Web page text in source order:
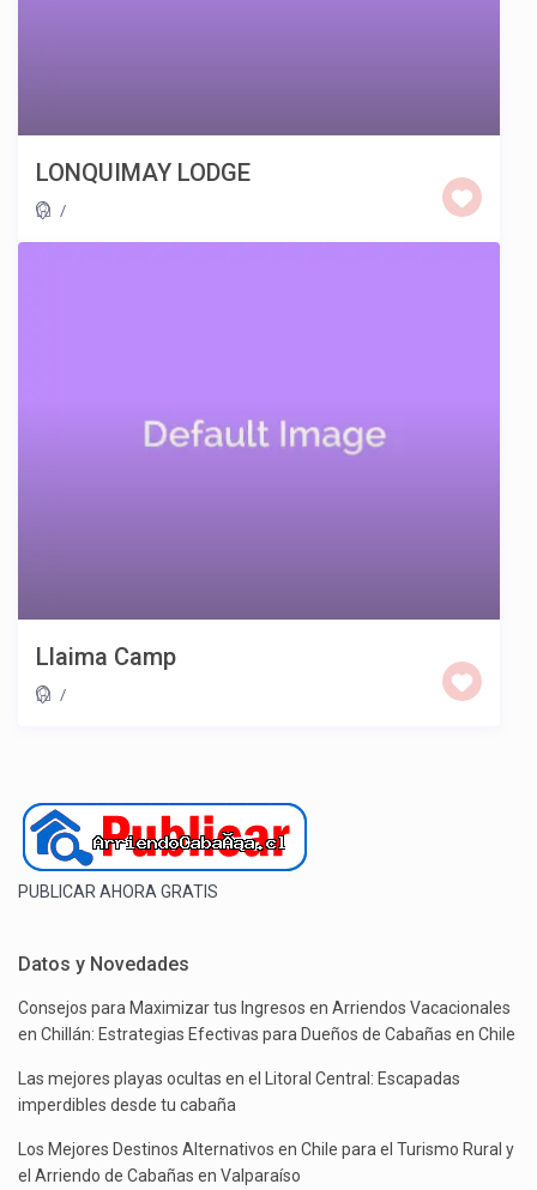
LONQUIMAY LODGE
/
Llaima Camp
/
PUBLICAR AHORA GRATIS
Datos y Novedades
Consejos para Maximizar tus Ingresos en Arriendos Vacacionales
en Chillán: Estrategias Efectivas para Dueños de Cabañas en Chile
Las mejores playas ocultas en el Litoral Central: Escapadas
imperdibles desde tu cabaña
Los Mejores Destinos Alternativos en Chile para el Turismo Rural y
el Arriendo de Cabañas en Valparaíso